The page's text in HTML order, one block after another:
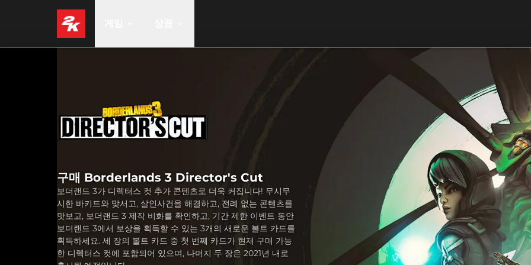
구매 Borderlands 3 Director's Cut
보더랜드 3가 디렉터스 컷 추가 콘텐츠로 더욱 커집니다! 무시무
시한 바키드와 맞서고, 살인사건을 해결하고, 전례 없는 콘텐츠를
맛보고, 보더랜드 3 제작 비화를 확인하고, 기간 제한 이벤트 동안
보더랜드 3에서 보상을 획득할 수 있는 3개의 새로운 볼트 카드를
획득하세요. 세 장의 볼트 카드 중 첫 번째 카드가 현재 구매 가능
한 디렉터스 컷에 포함되어 있으며, 나머지 두 장은 2021년 내로